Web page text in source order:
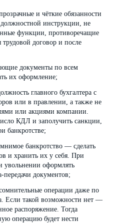
и чёткие обязанности
инструкции, не
функции, противоречащие
трудовой договор и после
документы по всем
их оформление;
главного бухгалтера с
или в правлении, а также не
или акциями компании.
КДЛ и заполучить санкции,
банкротстве;
банкротство — сделать
и хранить их у себя. При
увольнении оформлять
документов;
операции даже по
Если такой возможности нет —
распоряжение. Тогда
операцию будет нести